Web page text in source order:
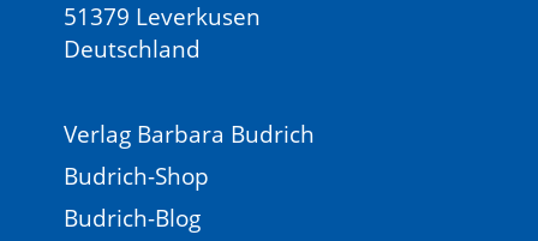
51379 Leverkusen
Deutschland
Verlag Barbara Budrich
Budrich-Shop
Budrich-Blog